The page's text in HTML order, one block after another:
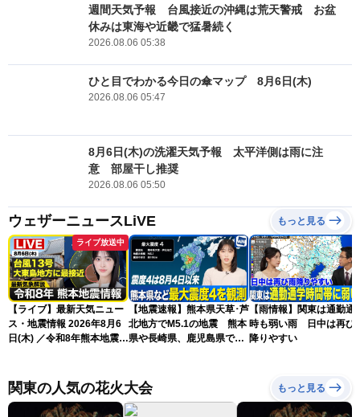
週間天気予報 台風接近の沖縄は荒天警戒 お盆
休みは東海や近畿で猛暑続く
2026.08.06 05:38
ひと目でわかる今日の傘マップ 8月6日(木)
2026.08.06 05:47
8月6日(木)の洗濯天気予報 太平洋側は雨に注
意 部屋干し推奨
2026.08.06 05:50
ウェザーニュースLiVE もっと見る
ライブ放送中
【ライブ】最新天気ニュー
ス・地震情報 2026年8月6
日(木) ／令和8年熊本地震情
〈ウェザーニュースLiVEサ
ンシャイン・松本真央／山
口剛央〉
【地震速報】熊本県天草･芦
北地方でM5.1の地震 熊本
県や長崎県、鹿児島県で震
【雨情報】関東は通勤通
時も弱い雨 日中は再び
降りやすい
関東の人気の花火大会 もっと見る